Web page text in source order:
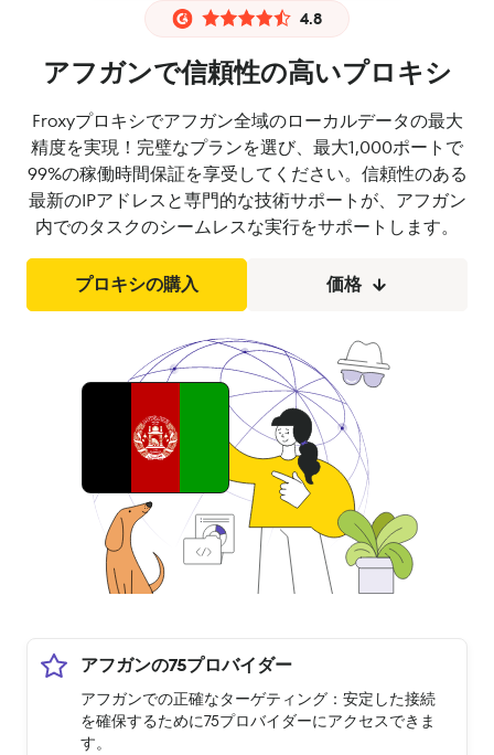
4.8
アフガンで信頼性の高いプロキシ
Froxyプロキシでアフガン全域のローカルデータの最大
精度を実現！完璧なプランを選び、最大1,000ポートで
99%の稼働時間保証を享受してください。信頼性のある
最新のIPアドレスと専門的な技術サポートが、アフガン
内でのタスクのシームレスな実行をサポートします。
プロキシの購入 価格
アフガンの75プロバイダー
アフガンでの正確なターゲティング：安定した接続
を確保するために75プロバイダーにアクセスできま
す。